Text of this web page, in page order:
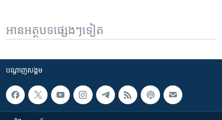
អានអត្ថបទផ្សេងៗទៀត
បណ្តាញ​សង្គម